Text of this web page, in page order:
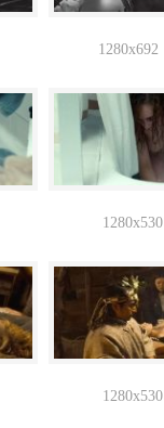
1280x692
1280x530
1280x530